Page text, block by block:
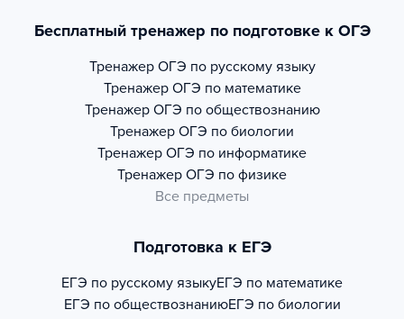
Бесплатный тренажер по подготовке к ОГЭ
Тренажер ОГЭ по русскому языку
Тренажер ОГЭ по математике
Тренажер ОГЭ по обществознанию
Тренажер ОГЭ по биологии
Тренажер ОГЭ по информатике
Тренажер ОГЭ по физике
Все предметы
Подготовка к ЕГЭ
ЕГЭ по русскому языкуЕГЭ по математике
ЕГЭ по обществознаниюЕГЭ по биологии